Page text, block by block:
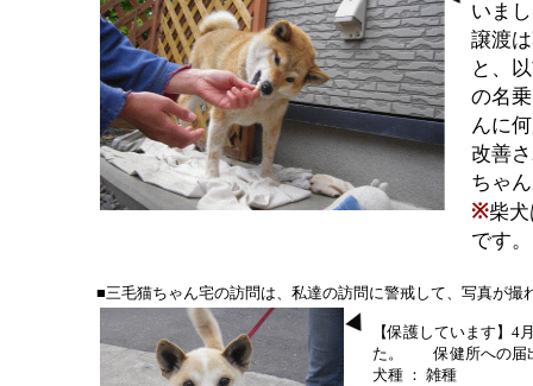
いま
譲渡
と、
の名
んに
改善
ちゃ
※柴
です。
■三毛猫ちゃん宅の訪問は、私達の訪問に警戒して、写真が撮
【保護しています】4
た。 保健所への届出
犬種 ： 雑種